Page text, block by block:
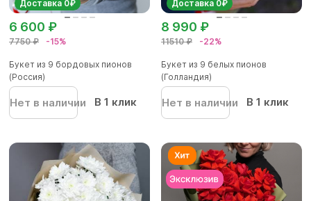
Доставка 0₽
7750 ₽ -15%
6 600 ₽
Букет из 9 бордовых пионов
(Россия)
Нет в наличии В 1 клик
Доставка 0₽
11510 ₽ -22%
8 990 ₽
Букет из 9 белых пионов
(Голландия)
Нет в наличии В 1 клик